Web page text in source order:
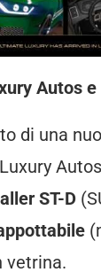
Autos
di una
ST-D
vetrina.